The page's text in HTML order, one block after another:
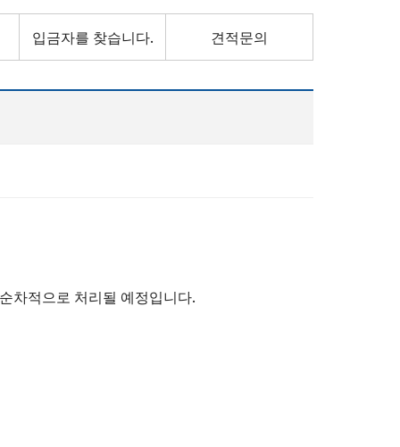
입금자를 찾습니다. 견적문의
차적으로 처리될 예정입니다.